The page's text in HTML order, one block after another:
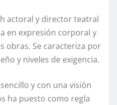
actoral y director teatral
en expresión corporal y
obras. Se caracteriza por
y niveles de exigencia.
y con una visión
ha puesto como regla